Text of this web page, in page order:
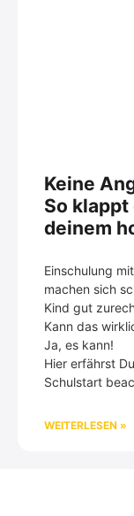
Keine
So
deinem
Einschulung
machen sich
Kind gut
Kann das
Ja, es kann!
Hier erfährst
Schulstart
WEITERLESEN »